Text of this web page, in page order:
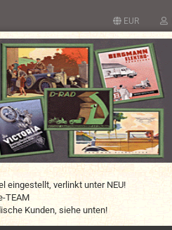
EUR
eingestellt, verlinkt unter NEU!
TEAM
Kunden, siehe unten!